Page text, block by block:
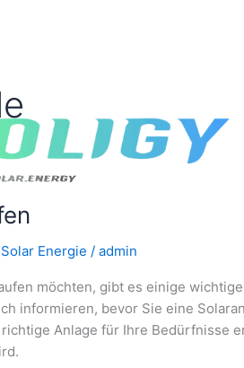
Solar Energie / admin
möchten, gibt es einige
informieren, bevor Sie eine
Anlage für Ihre Bedürfnisse